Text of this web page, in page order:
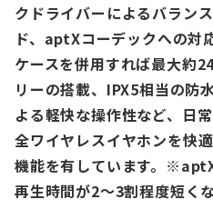
クドライバーによるバラン
ド、aptXコーデックへの
ケースを併用すれば最大約
リーの搭載、IPX5相当の防
よる軽快な操作性など、日
全ワイヤレスイヤホンを快
機能を有しています。 ※aptX
再生時間が2〜3割程度短くな